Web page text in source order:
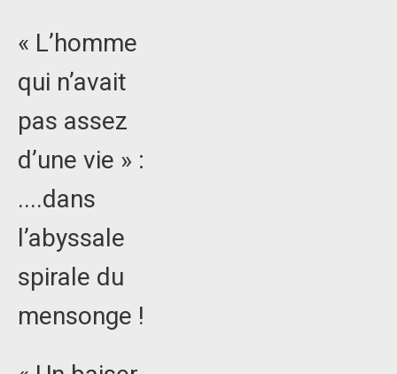
« L’homme
qui n’avait
pas assez
d’une vie » :
....dans
l’abyssale
spirale du
mensonge !